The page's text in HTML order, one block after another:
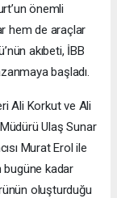
önemli
hem de araçlar
akıbeti, İBB
başladı.
Ali Korkut ve Ali
Ulaş Sunar
Murat Erol ile
bugüne kadar
oluşturduğu